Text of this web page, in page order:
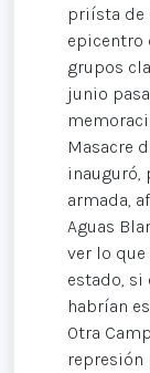
priísta de
epicentro
grupos
junio
Masacre
inauguró,
armada,
Aguas
ver lo que
estado, si
habrían
Otra
represión